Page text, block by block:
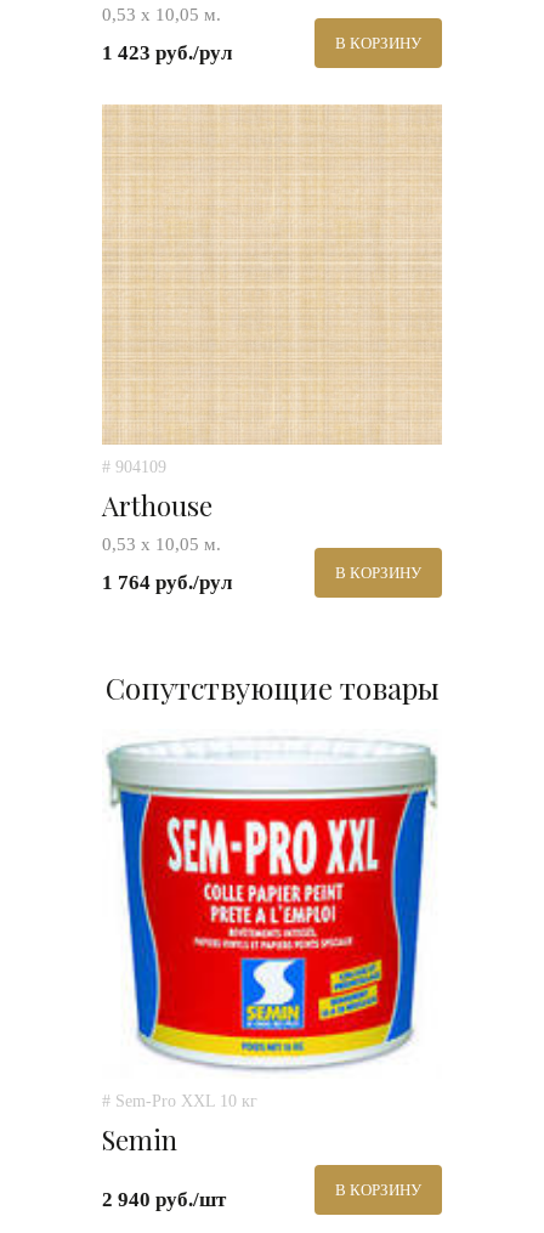
0,53 х 10,05 м.
1 423 руб./рул В КОРЗИНУ
# 904109
Arthouse
0,53 х 10,05 м.
1 764 руб./рул В КОРЗИНУ
Сопутствующие товары
# Sem-Pro XXL 10 кг
Semin
2 940 руб./шт В КОРЗИНУ